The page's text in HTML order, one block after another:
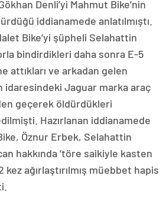
Denli’yi Mahmut Bike’nin
iddianamede anlatılmıştı.
Bike’yi şüpheli Selahattin
bindirdikleri daha sonra E-5
attıkları ve arkadan gelen
idaresindeki Jaguar marka araç
geçerek öldürdükleri
Hazırlanan iddianamede
Öznur Erbek, Selahattin
hakkında ‘töre saikiyle kasten
ağırlaştırılmış müebbet hapis